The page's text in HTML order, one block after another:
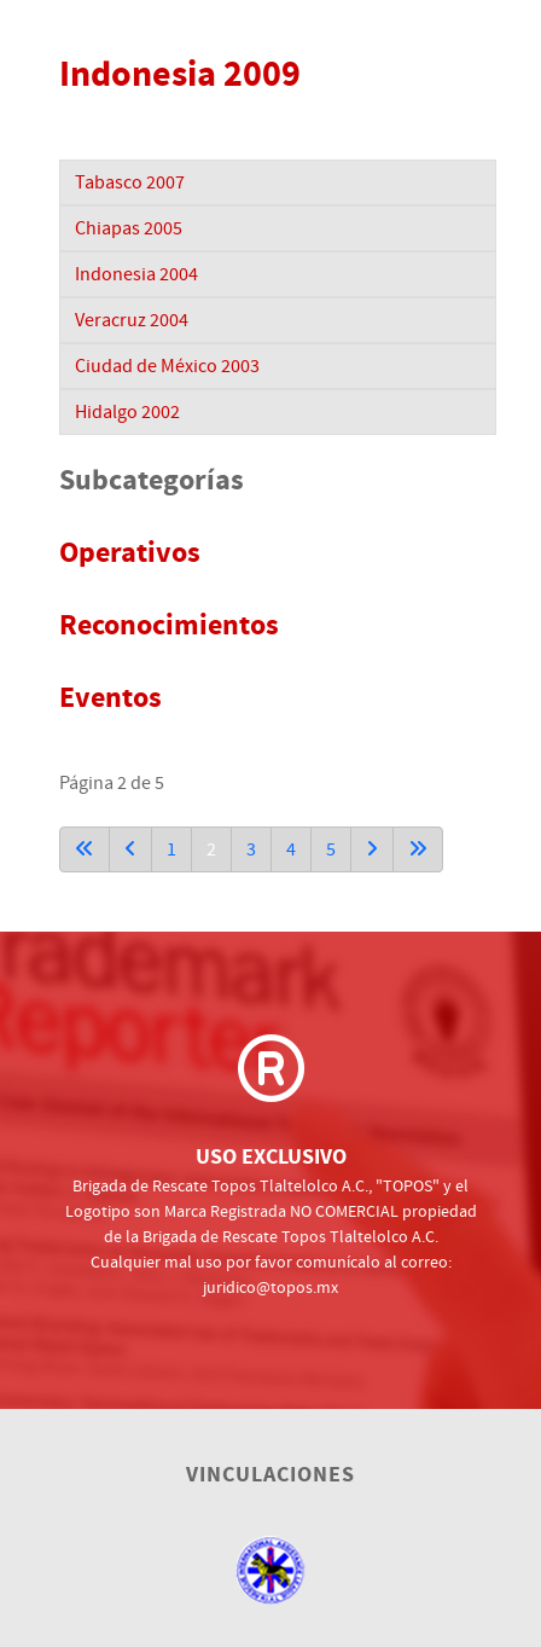
Indonesia 2009
Tabasco 2007
Chiapas 2005
Indonesia 2004
Veracruz 2004
Ciudad de México 2003
Hidalgo 2002
Subcategorías
Operativos
Reconocimientos
Eventos
Página 2 de 5
1 2 3 4 5
USO EXCLUSIVO
Brigada de Rescate Topos Tlaltelolco A.C., "TOPOS" y el
Logotipo son Marca Registrada NO COMERCIAL propiedad
de la Brigada de Rescate Topos Tlaltelolco A.C.
Cualquier mal uso por favor comunícalo al correo:
juridico@topos.mx
VINCULACIONES